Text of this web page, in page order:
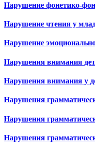
Нарушение фонетико-
Нарушение чтения у
Нарушение
Нарушения внимания
Нарушения внимания у
Нарушения
Нарушения
Нарушения